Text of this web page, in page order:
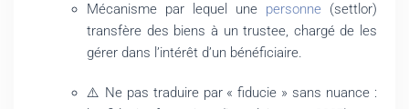
Mécanisme par lequel une personne (settlor)
transfère des biens à un trustee, chargé de les
gérer dans l’intérêt d’un bénéficiaire.
⚠️ Ne pas traduire par « fiducie » sans nuance :